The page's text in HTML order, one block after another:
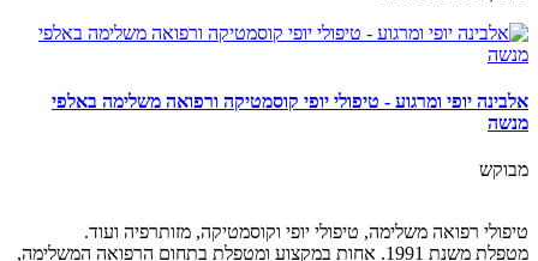
אלבינה יופי ומרגוע - טיפולי יופי קוסמטיקה ורפואה משלימה באלפי
מנשה
מבוקש
טיפולי רפואה משלימה, טיפולי יופי וקוסמטיקה, מזותרפיה ועוד.
מטפלת משנת 1991. אחות במקצוע ומטפלת בתחום הרפואה המשלימה,